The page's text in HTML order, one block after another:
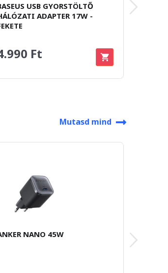
USB GYORSTÖLTŐ
ADAPTER 17W -
Ft
Mutasd mind
NANO 45W